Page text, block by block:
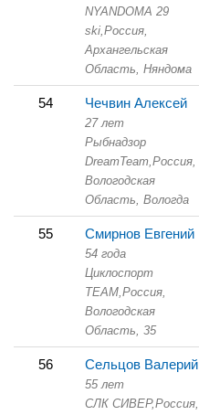
NYANDOMA 29
ski,Россия,
Архангельская
Область, Няндома
54 Чечвин Алексей
27 лет
Рыбнадзор
DreamTeam,Россия,
Вологодская
Область, Вологда
55 Смирнов Евгений
54 года
Циклоспорт
TEAM,Россия,
Вологодская
Область, 35
56 Сельцов Валерий
55 лет
СЛК СИВЕР,Россия,